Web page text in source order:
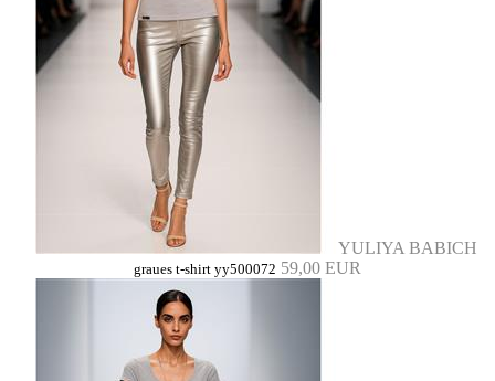
YULIYA BABICH
graues t-shirt yy500072 59,00 EUR